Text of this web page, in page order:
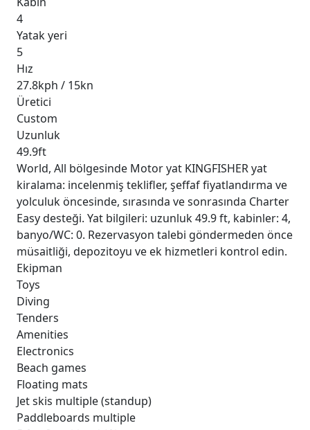
4
Yatak yeri
5
Hız
27.8kph / 15kn
Üretici
Custom
Uzunluk
49.9ft
World, All bölgesinde Motor yat KINGFISHER yat
kiralama: incelenmiş teklifler, şeffaf fiyatlandırma ve
yolculuk öncesinde, sırasında ve sonrasında Charter
Easy desteği. Yat bilgileri: uzunluk 49.9 ft, kabinler: 4,
banyo/WC: 0. Rezervasyon talebi göndermeden önce
müsaitliği, depozitoyu ve ek hizmetleri kontrol edin.
Ekipman
Toys
Diving
Tenders
Amenities
Electronics
Beach games
Floating mats
Jet skis multiple (standup)
Paddleboards multiple